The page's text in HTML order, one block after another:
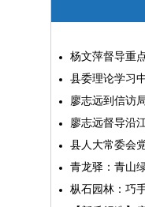
杨文萍督导重
县委理论学习
廖志远到信访
廖志远督导沿
县人大常委会
青龙驿：青山
枞石园林：巧